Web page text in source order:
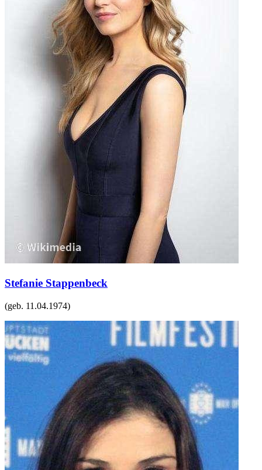
Stefanie Stappenbeck
(geb. 11.04.1974)